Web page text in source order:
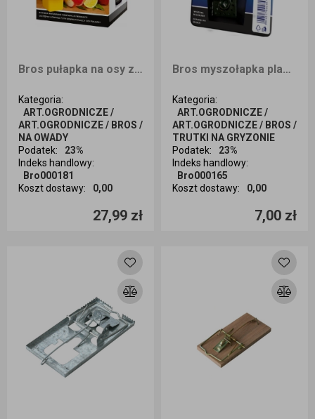
Bros pułapka na osy z płynem
Kategoria:
ART.OGRODNICZE /
ART.OGRODNICZE / BROS /
NA OWADY
Podatek:
23%
Indeks handlowy:
Bro000181
Koszt dostawy: 0,00
27,99 zł
Ilość sztuk
Bros myszołapka plastikowa
Kategoria:
ART.OGRODNICZE /
ART.OGRODNICZE / BROS /
TRUTKI NA GRYZONIE
Podatek:
23%
Indeks handlowy:
Bro000165
Koszt dostawy: 0,00
7,00 zł
Ilość sztuk